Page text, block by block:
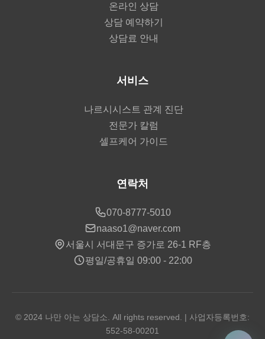
온라인 상담
상담 예약하기
상담료 안내
서비스
나르시시스트 관계 진단
전문가 칼럼
셀프케어 가이드
연락처
070-8777-5010
naaso1@naver.com
서울시 서대문구 증가로 26-1 RF층
평일/공휴일 09:00 - 22:00
© 2024 나만 아는 상담소. All rights reserved. | 사업자등록번호:
552-58-00201